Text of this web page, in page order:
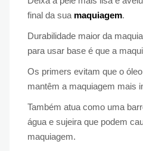
final da sua maquiagem.
Durabilidade maior da
para usar base é que a
Os primers evitam que o
mantêm a maquiagem mais
Também atua como uma
água e sujeira que podem
maquiagem.